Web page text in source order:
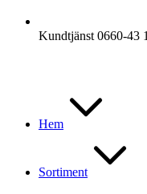
Kundtjänst 0660-43
Hem
Sortiment